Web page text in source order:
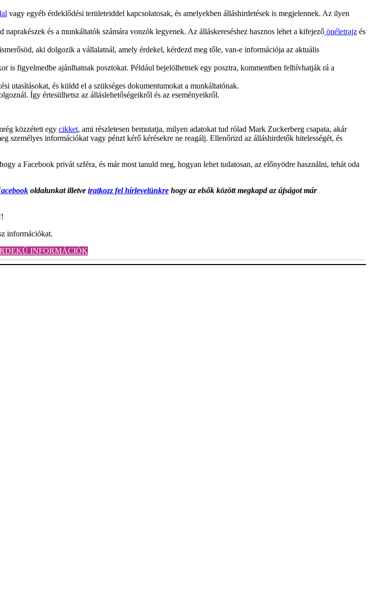
vagy egyéb érdeklődési területeiddel kapcsolatosak, és amelyekben álláshirdetések is megjelennek. Az ilyen
naprakészek és a munkáltatók számára vonzók legyenek. Az álláskereséshez hasznos lehet a kifejező önéletrajz és
aki dolgozik a vállalatnál, amely érdekel, kérdezd meg tőle, van-e információja az aktuális
is figyelmedbe ajánlhatnak posztokat. Például bejelölhetnek egy posztra, kommentben felhívhatják rá a
utasításokat, és küldd el a szükséges dokumentumokat a munkáltatónak.
Így értesülhetsz az álláslehetőségeikről és az eseményeikről.
közzétett egy cikket, ami részletesen bemutatja, milyen adatokat tud rólad Mark Zuckerberg csapata, akár
személyes információkat vagy pénzt kérő kérésekre ne reagálj. Ellenőrizd az álláshirdetők hitelességét, és
a Facebook privát szféra, és már most tanuld meg, hogyan lehet tudatosan, az előnyödre használni, tehát oda
oldalunkat illetve iratkozz fel hírlevelünkre hogy az elsők között megkapd az újságot már
információkat.
INFORMÁCIÓK